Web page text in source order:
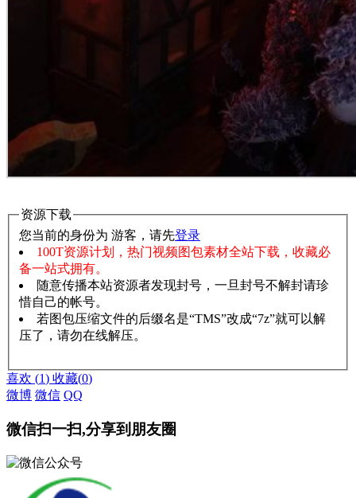
资源下载
您当前的身份为 游客，请先登录
100T资源计划，热门视频图包素材全站下载，收藏必
备一站式拥有。
随意传播本站资源者发现封号，一旦封号不解封请珍
惜自己的帐号。
若图包压缩文件的后缀名是“TMS”改成“7z”就可以解
压了，请勿在线解压。
喜欢 (1) 收藏(0)
微博 微信 QQ
微信扫一扫,分享到朋友圈